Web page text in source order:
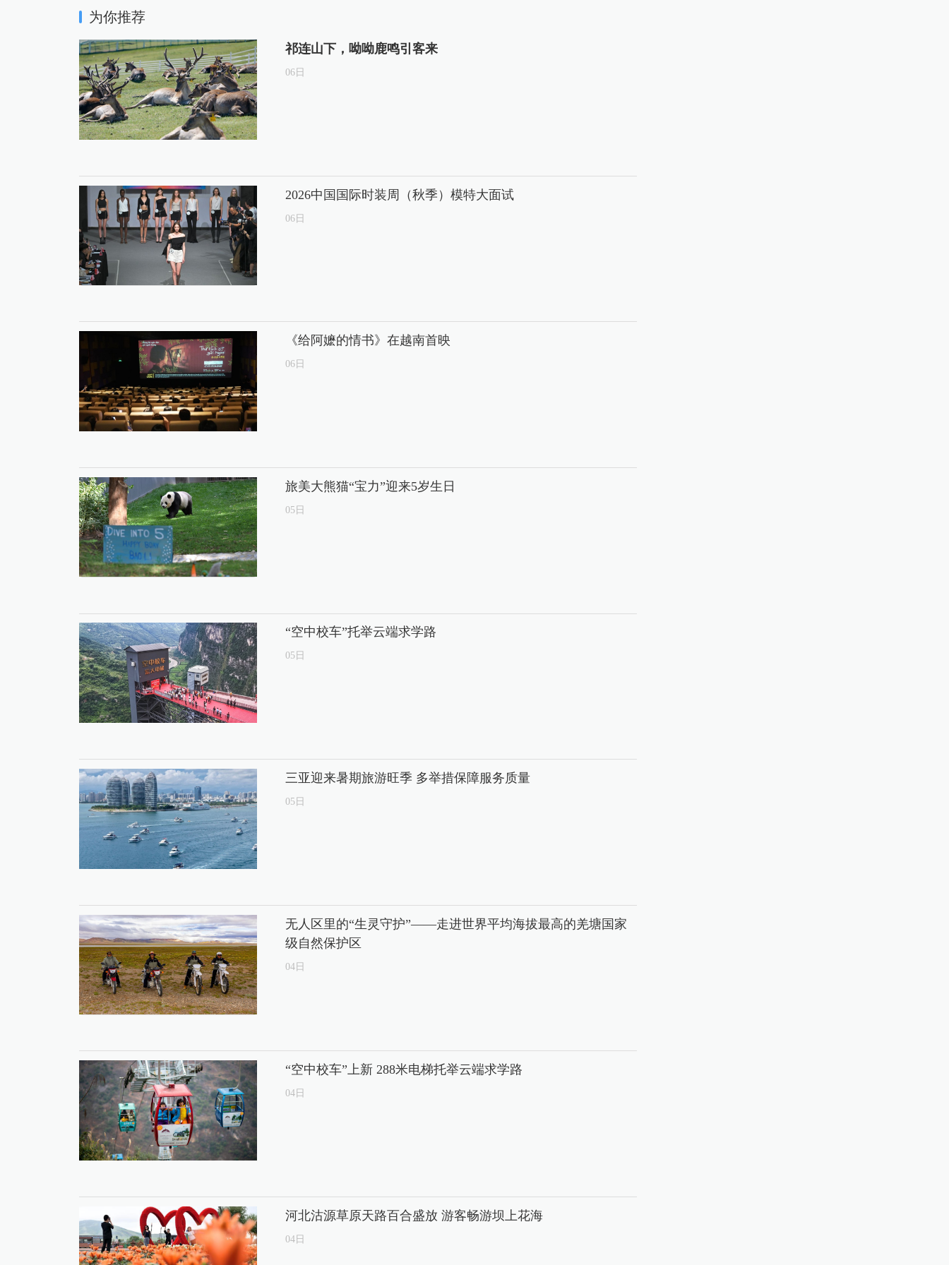
为你推荐
祁连山下，呦呦鹿鸣引客来
06日
2026中国国际时装周（秋季）模特大面试
06日
《给阿嬷的情书》在越南首映
06日
旅美大熊猫“宝力”迎来5岁生日
05日
“空中校车”托举云端求学路
05日
三亚迎来暑期旅游旺季 多举措保障服务质量
05日
无人区里的“生灵守护”——走进世界平均海拔最高的羌塘国家
级自然保护区
04日
“空中校车”上新 288米电梯托举云端求学路
04日
河北沽源草原天路百合盛放 游客畅游坝上花海
04日